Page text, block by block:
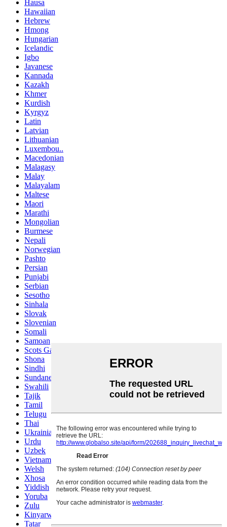
Hausa
Hawaiian
Hebrew
Hmong
Hungarian
Icelandic
Igbo
Javanese
Kannada
Kazakh
Khmer
Kurdish
Kyrgyz
Latin
Latvian
Lithuanian
Luxembou..
Macedonian
Malagasy
Malay
Malayalam
Maltese
Maori
Marathi
Mongolian
Burmese
Nepali
Norwegian
Pashto
Persian
Punjabi
Serbian
Sesotho
Sinhala
Slovak
Slovenian
Somali
Samoan
Scots Gaelic
Shona
Sindhi
Sundanese
Swahili
Tajik
Tamil
Telugu
Thai
Ukrainian
Urdu
Uzbek
Vietnamese
Welsh
Xhosa
Yiddish
Yoruba
Zulu
Kinyarwanda
Tatar